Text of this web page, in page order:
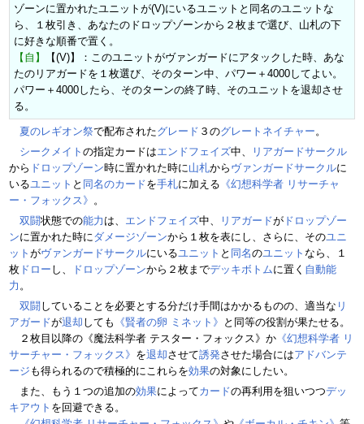
ゾーンに置かれたユニットが(V)にいるユニットと同名のユニットな
ら、１枚引き、あなたのドロップゾーンから２枚まで選び、山札の下
に好きな順番で置く。
【自】
【(V)】：このユニットがヴァンガードにアタックした時、あな
たのリアガードを１枚選び、そのターン中、パワー＋4000してよい。
パワー＋4000したら、そのターンの終了時、そのユニットを退却させ
る。
夏のレギオン祭で配布されたグレード ３のグレートネイチャー。
シークメイト の指定カードはエンドフェイズ中、
リアガードサークル
から ドロップゾーン時に置かれた時に山札から ヴァンガードサークルに
いるユニット と 同名のカードを手札に加える 《幻想科学者 リサーチャ
ー・フォックス》 。
双闘状態での能力 は、 エンドフェイズ中、 リアガードが ドロップゾー
ンに置かれた時にダメージゾーンから１枚を表にし、さらに、そのユニ
ット がヴァンガードサークルにいるユニット と 同名のユニット なら、１
枚 ドロー し、 ドロップゾーンから２枚までデッキボトムに置く 自動能
力 。
双闘 していることを必要とする分だけ手間はかかるものの、適当な リ
アガードが退却 しても 《賢者の卵 ミネット》 と同等の役割が果たせる。
２枚目以降の《魔法科学者 テスター・フォックス》か 《幻想科学者 リ
サーチャー・フォックス》 を退却させて誘発させた場合にはアドバンテ
ージ も得られるので積極的にこれらを効果の対象にしたい。
また、もう１つの追加の効果によってカードの再利用を狙いつつデッ
キアウト を回避できる。